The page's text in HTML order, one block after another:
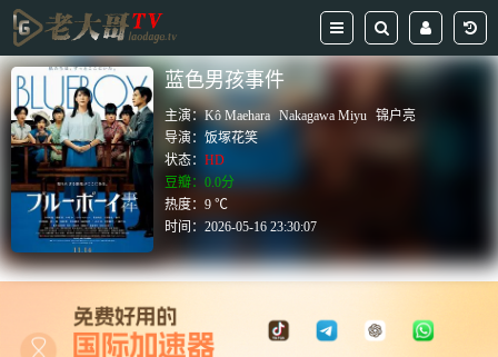
蓝色男孩事件
主演：Kô Maehara Nakagawa Miyu 锦户亮
导演：饭塚花笑
状态：HD
豆瓣：0.0分
热度：9 ℃
时间：2026-05-16 23:30:07